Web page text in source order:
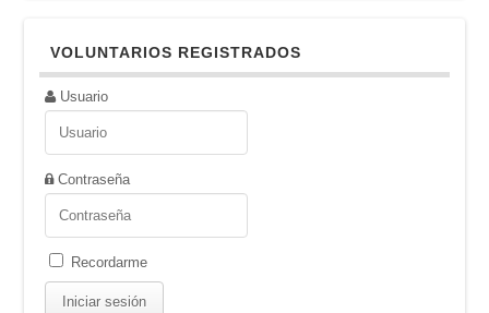
VOLUNTARIOS REGISTRADOS
Usuario
Contraseña
Recordarme